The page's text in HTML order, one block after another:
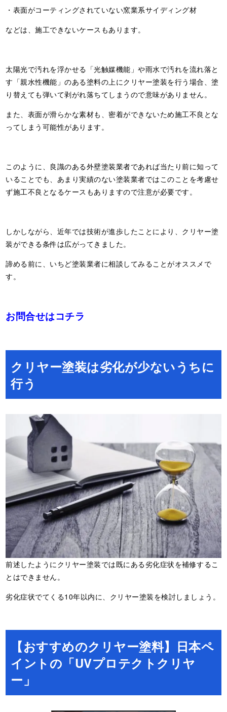
・表面がコーティングされていない窯業系サイディング材
などは、施工できないケースもあります。
太陽光で汚れを浮かせる「光触媒機能」や雨水で汚れを流れ落と
す「親水性機能」のある塗料の上にクリヤー塗装を行う場合、塗
り替えても弾いて剥がれ落ちてしまうので意味がありません。
また、表面が滑らかな素材も、密着ができないため施工不良とな
ってしまう可能性があります。
このように、良識のある外壁塗装業者であれば当たり前に知って
いることでも、あまり実績のない塗装業者ではこのことを考慮せ
ず施工不良となるケースもありますので注意が必要です。
しかしながら、近年では技術が進歩したことにより、クリヤー塗
装ができる条件は広がってきました。
諦める前に、いちど塗装業者に相談してみることがオススメで
す。
お問合せはコチラ
クリヤー塗装は劣化が少ないうちに
行う
前述したようにクリヤー塗装では既にある劣化症状を補修するこ
とはできません。
劣化症状でてくる10年以内に、クリヤー塗装を検討しましょう。
【おすすめのクリヤー塗料】日本ペ
イントの「UVプロテクトクリヤ
ー」